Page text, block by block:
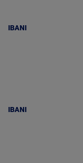
IBANI
IBANI